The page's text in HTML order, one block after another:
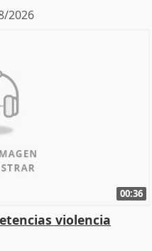
2026
00:36
violencia